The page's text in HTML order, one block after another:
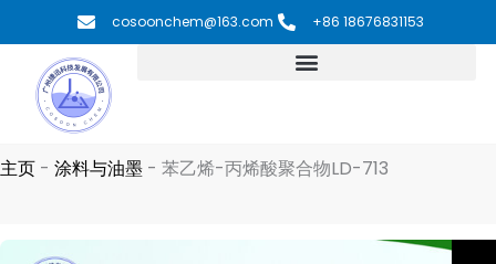
cosoonchem@163.com +86 18676831153
主页 - 涂料与油墨 - 苯乙烯-丙烯酸聚合物LD-713